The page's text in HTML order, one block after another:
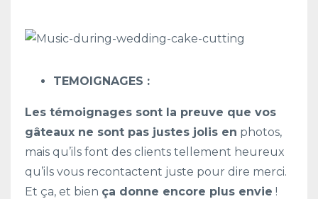
TEMOIGNAGES :
Les témoignages sont la preuve que vos
gâteaux ne sont pas justes jolis en photos,
mais qu’ils font des clients tellement heureux
qu’ils vous recontactent juste pour dire merci.
Et ça, et bien ça donne encore plus envie !